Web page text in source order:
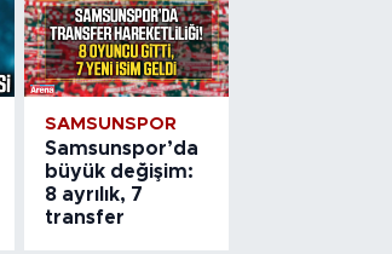
SAMSUNSPOR
Samsunspor’da
büyük değişim:
8 ayrılık, 7
transfer